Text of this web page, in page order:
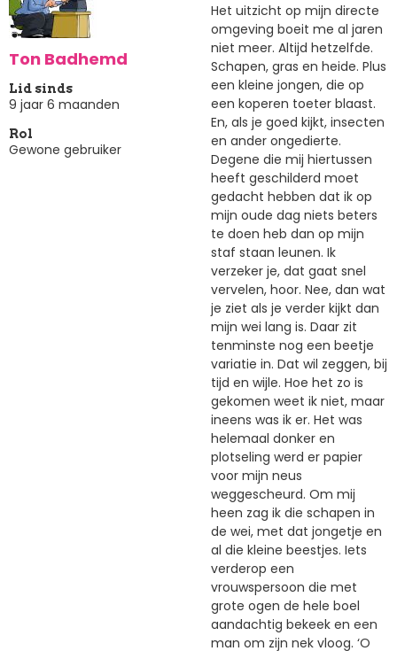
Ton Badhemd
Lid sinds
9 jaar 6 maanden
Rol
Gewone gebruiker
Het uitzicht op mijn directe
omgeving boeit me al jaren
niet meer. Altijd hetzelfde.
Schapen, gras en heide. Plus
een kleine jongen, die op
een koperen toeter blaast.
En, als je goed kijkt, insecten
en ander ongedierte.
Degene die mij hiertussen
heeft geschilderd moet
gedacht hebben dat ik op
mijn oude dag niets beters
te doen heb dan op mijn
staf staan leunen. Ik
verzeker je, dat gaat snel
vervelen, hoor. Nee, dan wat
je ziet als je verder kijkt dan
mijn wei lang is. Daar zit
tenminste nog een beetje
variatie in. Dat wil zeggen, bij
tijd en wijle. Hoe het zo is
gekomen weet ik niet, maar
ineens was ik er. Het was
helemaal donker en
plotseling werd er papier
voor mijn neus
weggescheurd. Om mij
heen zag ik die schapen in
de wei, met dat jongetje en
al die kleine beestjes. Iets
verderop een
vrouwspersoon die met
grote ogen de hele boel
aandachtig bekeek en een
man om zijn nek vloog. ‘O